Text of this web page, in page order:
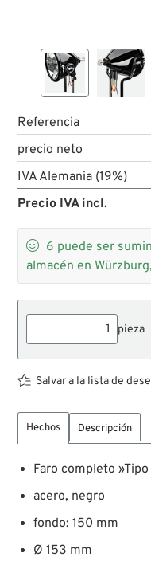
Referencia
precio neto
IVA Alemania (19%)
Precio IVA incl.
 6 puede ser
almacén en
pieza
Salvar a la lista de
Hechos Descripción
acero, negro
fondo: 150 mm
Ø 153 mm